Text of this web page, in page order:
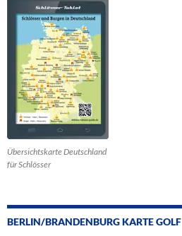
Übersichtskarte Deutschland
für Schlösser
BERLIN/BRANDENBURG KARTE GOLF